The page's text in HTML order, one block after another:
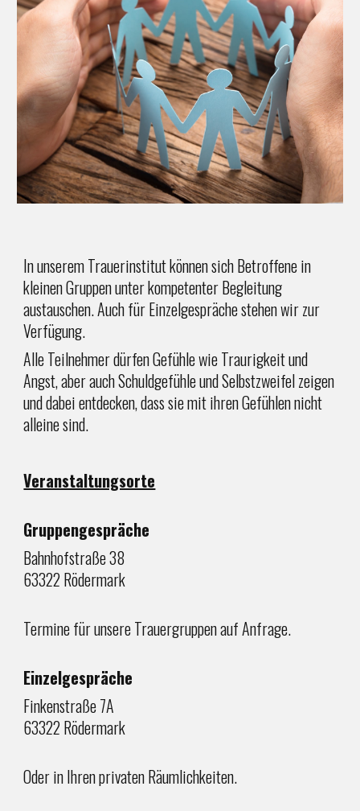
In unserem Trauerinstitut können sich Betroffene in
kleinen Gruppen unter kompetenter Begleitung
austauschen. Auch für Einzelgespräche stehen wir zur
Verfügung.
Alle Teilnehmer dürfen Gefühle wie Traurigkeit und
Angst, aber auch Schuldgefühle und Selbstzweifel zeigen
und dabei entdecken, dass sie mit ihren Gefühlen nicht
alleine sind.
Veranstaltungsorte
Gruppengespräche
Bahnhofstraße 38
63322 Rödermark
Termine für unsere Trauergruppen auf Anfrage.
Einzelgespräche
Finkenstraße 7A
63322 Rödermark
Oder in Ihren privaten Räumlichkeiten.